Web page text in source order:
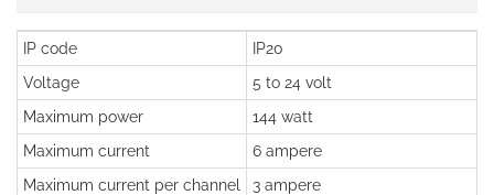
IP code
IP20
Voltage
5 to 24 volt
Maximum power
144 watt
Maximum current
6 ampere
Maximum current per channel
3 ampere